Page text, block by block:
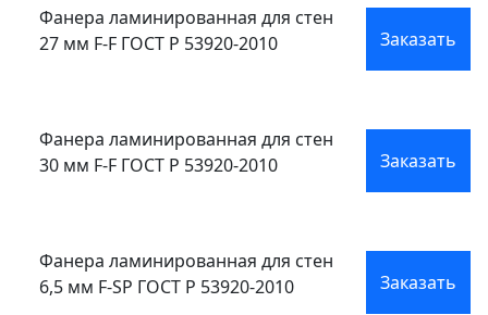
Фанера ламинированная для стен
27 мм F-F ГОСТ Р 53920-2010
Заказать
Фанера ламинированная для стен
30 мм F-F ГОСТ Р 53920-2010
Заказать
Фанера ламинированная для стен
6,5 мм F-SP ГОСТ Р 53920-2010
Заказать